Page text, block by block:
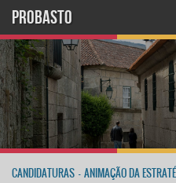
PROBASTO
CANDIDATURAS - ANIMAÇÃO DA